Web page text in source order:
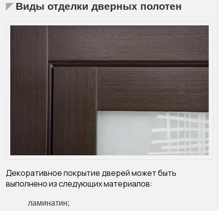
Виды отделки дверных полотен
Декоративное покрытие дверей может быть
выполнено из следующих материалов:
ламинатин;